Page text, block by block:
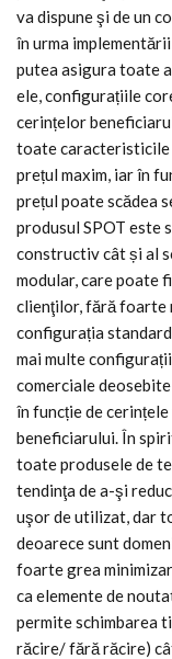
va dispune şi de un
în urma
putea asigura toate
ele, configurațiile
cerințelor
toate
prețul maxim, iar în
prețul poate scădea
produsul SPOT este
constructiv cât și al
modular, care poate
clienţilor, fără foarte
configurația
mai multe
comerciale
în funcție de
beneficiarului. În
toate produsele de
tendinţa de a-şi
uşor de utilizat, dar
deoarece sunt
foarte grea
ca elemente de
permite schimbarea
răcire/ fără răcire)